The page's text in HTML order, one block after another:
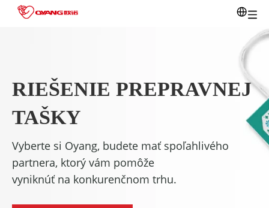
RIEŠENIE PREPRAVNEJ
TAŠKY
Vyberte si Oyang, budete mať spoľahlivého
partnera, ktorý vám pomôže
vyniknúť na konkurenčnom trhu.